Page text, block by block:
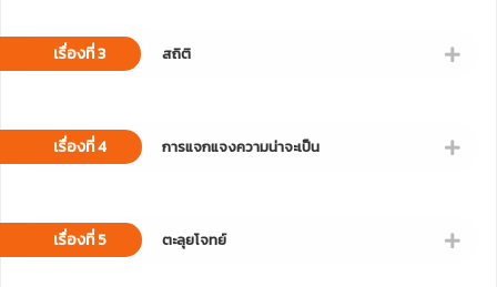
เรื่องที่ 3 สถิติ
เรื่องที่ 4 การแจกแจงความน่าจะเป็น
เรื่องที่ 5 ตะลุยโจทย์